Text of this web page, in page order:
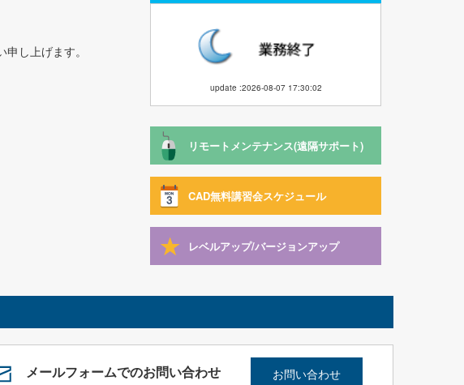
し上げます。
update :2026-08-07 17:30:02
リモートメンテナンス(遠隔サポート)
CAD無料講習会スケジュール
レベルアップ/バージョンアップ
メールフォームでのお問い合わせ お問い合わせ